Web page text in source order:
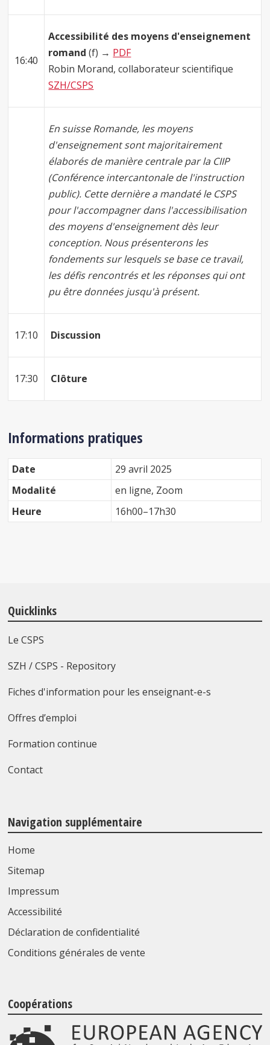
16:40
Accessibilité des moyens d'enseignement
romand(f) → PDF
Robin Morand, collaborateur scientifique
SZH/CSPS
En suisse Romande, les moyens
d'enseignement sont majoritairement
élaborés de manière centrale par la CIIP
(Conférence intercantonale de l'instruction
public). Cette dernière a mandaté le CSPS
pour l'accompagner dans l'accessibilisation
des moyens d'enseignement dès leur
conception. Nous présenterons les
fondements sur lesquels se base ce travail,
les défis rencontrés et les réponses qui ont
pu être données jusqu'à présent.
17:10 Discussion
17:30 Clôture
Informations pratiques
Date
29 avril 2025
Modalité
en ligne, Zoom
Heure
16h00–17h30
Quicklinks
Le CSPS
SZH / CSPS - Repository
Fiches d'information pour les enseignant-e-s
Offres d’emploi
Formation continue
Contact
Navigation supplémentaire
Home
Sitemap
Impressum
Accessibilité
Déclaration de confidentialité
Conditions générales de vente
Coopérations